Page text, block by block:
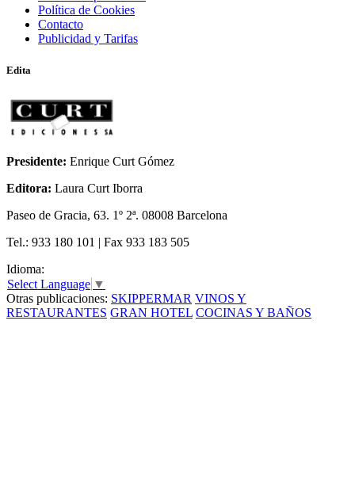
Política de Cookies
Contacto
Publicidad y Tarifas
Edita
Presidente: Enrique Curt Gómez
Editora: Laura Curt Iborra
Paseo de Gracia, 63. 1º 2ª. 08008 Barcelona
Tel.: 933 180 101 | Fax 933 183 505
Idioma:
Select Language ▼
Otras publicaciones: SKIPPERMAR VINOS Y
RESTAURANTES GRAN HOTEL COCINAS Y BAÑOS